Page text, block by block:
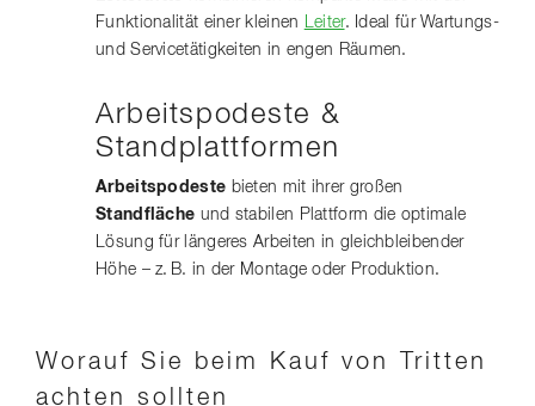
Funktionalität einer kleinen Leiter. Ideal für Wartungs-
und Servicetätigkeiten in engen Räumen.
Arbeitspodeste &
Standplattformen
Arbeitspodeste bieten mit ihrer großen
Standfläche und stabilen Plattform die optimale
Lösung für längeres Arbeiten in gleichbleibender
Höhe – z. B. in der Montage oder Produktion.
Worauf Sie beim Kauf von Tritten
achten sollten